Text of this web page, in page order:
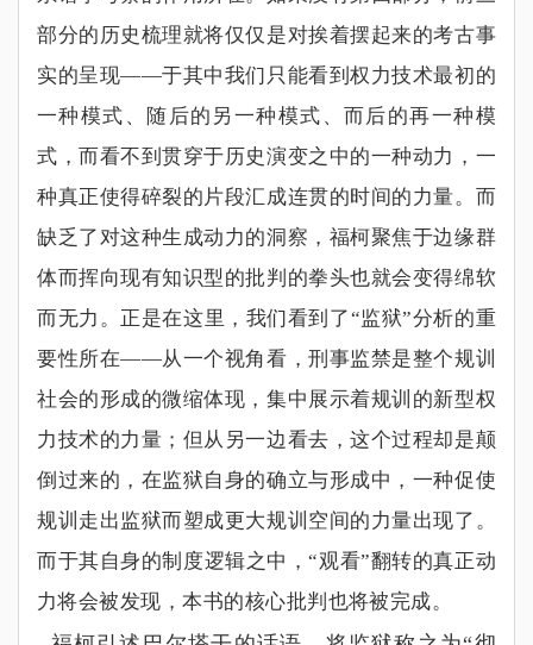
部分的历史梳理就将仅仅是对挨着摆起来的考古事
实的呈现——于其中我们只能看到权力技术最初的
一种模式、随后的另一种模式、而后的再一种模
式，而看不到贯穿于历史演变之中的一种动力，一
种真正使得碎裂的片段汇成连贯的时间的力量。而
缺乏了对这种生成动力的洞察，福柯聚焦于边缘群
体而挥向现有知识型的批判的拳头也就会变得绵软
而无力。正是在这里，我们看到了“监狱”分析的重
要性所在——从一个视角看，刑事监禁是整个规训
社会的形成的微缩体现，集中展示着规训的新型权
力技术的力量；但从另一边看去，这个过程却是颠
倒过来的，在监狱自身的确立与形成中，一种促使
规训走出监狱而塑成更大规训空间的力量出现了。
而于其自身的制度逻辑之中，“观看”翻转的真正动
力将会被发现，本书的核心批判也将被完成。